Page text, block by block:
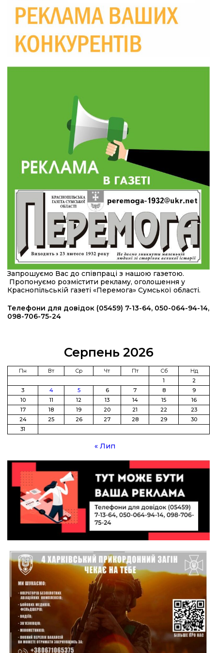
28 лип
підтримка ВПО: підсумки засідання виконкому
Краснопільської селищної ради
10:36
28 лип
Валентина Масалітіна: «Нас тримає віра в
Перемогу і повернення додому»
Обмежено придатний, але безмежно
вмотивований: Як колишній лісівник став асом
артилерії
490 пацієнтів та 15 відвіданих сіл: МБФ
«Альянс громадського здоров’я» підбив
підсумки роботи мобільних клінік у Сумській
області
12:24
23 лип
Покинув безпечне життя за кордоном, щоб
захистити рідну землю: пам’яті Сергія
Балабаєнка (ВІДЕО)
23 лип
Командир гармати Руслан Козирін: «Змінити
підрозділ чи бригаду – навіть думки не було»
20:36
22 лип
Нова кав’ярня в Сумах: як родина військового
з Краснопілля відкрила «Лев каву» за грантові
кошти (ВІДЕО)
14:37
21 лип
Захищав кордон до останнього подиху:
пам’яті полеглого прикордонника Олександра
Від штанги до «крил»: як спорт і характер
колишнього паверліфтера гартують перемогу
11:19
21 лип
На щиті повертається додому:
Краснопільська громада втратила 27-річного
Захисника Сергія Балабаєнка
11:00
19 лип
Музей, який був частиною життя
10:49
19 лип
Інтелектуальні злети та творчі перемоги:
історія успіху випускниці Вікторії Кондратенко
10:40
19 лип
Вірний присязі до останнього подиху:
підтримайте петицію про присвоєння звання
«Герой України» (посмертно) прикордоннику
Олександру Бойку
20:34
17 лип
Кохання попри все: як українці створюють сім’ї
13:52
15 лип
І волейбол, і хімія на “відмінно”: неймовірна
історія успіху випускниці з Краснопілля
Анастасії Гонтар
13:27
15 лип
НБУ вводить нову банкноту 2 000 грн із
портретом легендарного українця: що
зміниться для наших гаманців
Запрошуємо Вас до співпраці з нашою газетою.
Пропонуємо розмістити рекламу, оголошення у
Краснопільській газеті «Перемога» Сумської області.
Телефони для довідок (05459) 7-13-64, 050-064-94-14,
098-706-75-24
Серпень 2026
Пн Вт Ср Чт Пт Сб
Нд
1
2
3
4 5 6 7 8
9
10
11 12 13 14 15
16
17
18 19 20 21 22
23
24
25 26 27 28 29
30
31
« Лип